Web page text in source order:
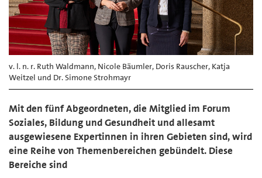
v. l. n. r. Ruth Waldmann, Nicole Bäumler, Doris Rauscher, Katja
Weitzel und Dr. Simone Strohmayr
Mit den fünf Abgeordneten, die Mitglied im Forum
Soziales, Bildung und Gesundheit und allesamt
ausgewiesene Expertinnen in ihren Gebieten sind, wird
eine Reihe von Themenbereichen gebündelt. Diese
Bereiche sind